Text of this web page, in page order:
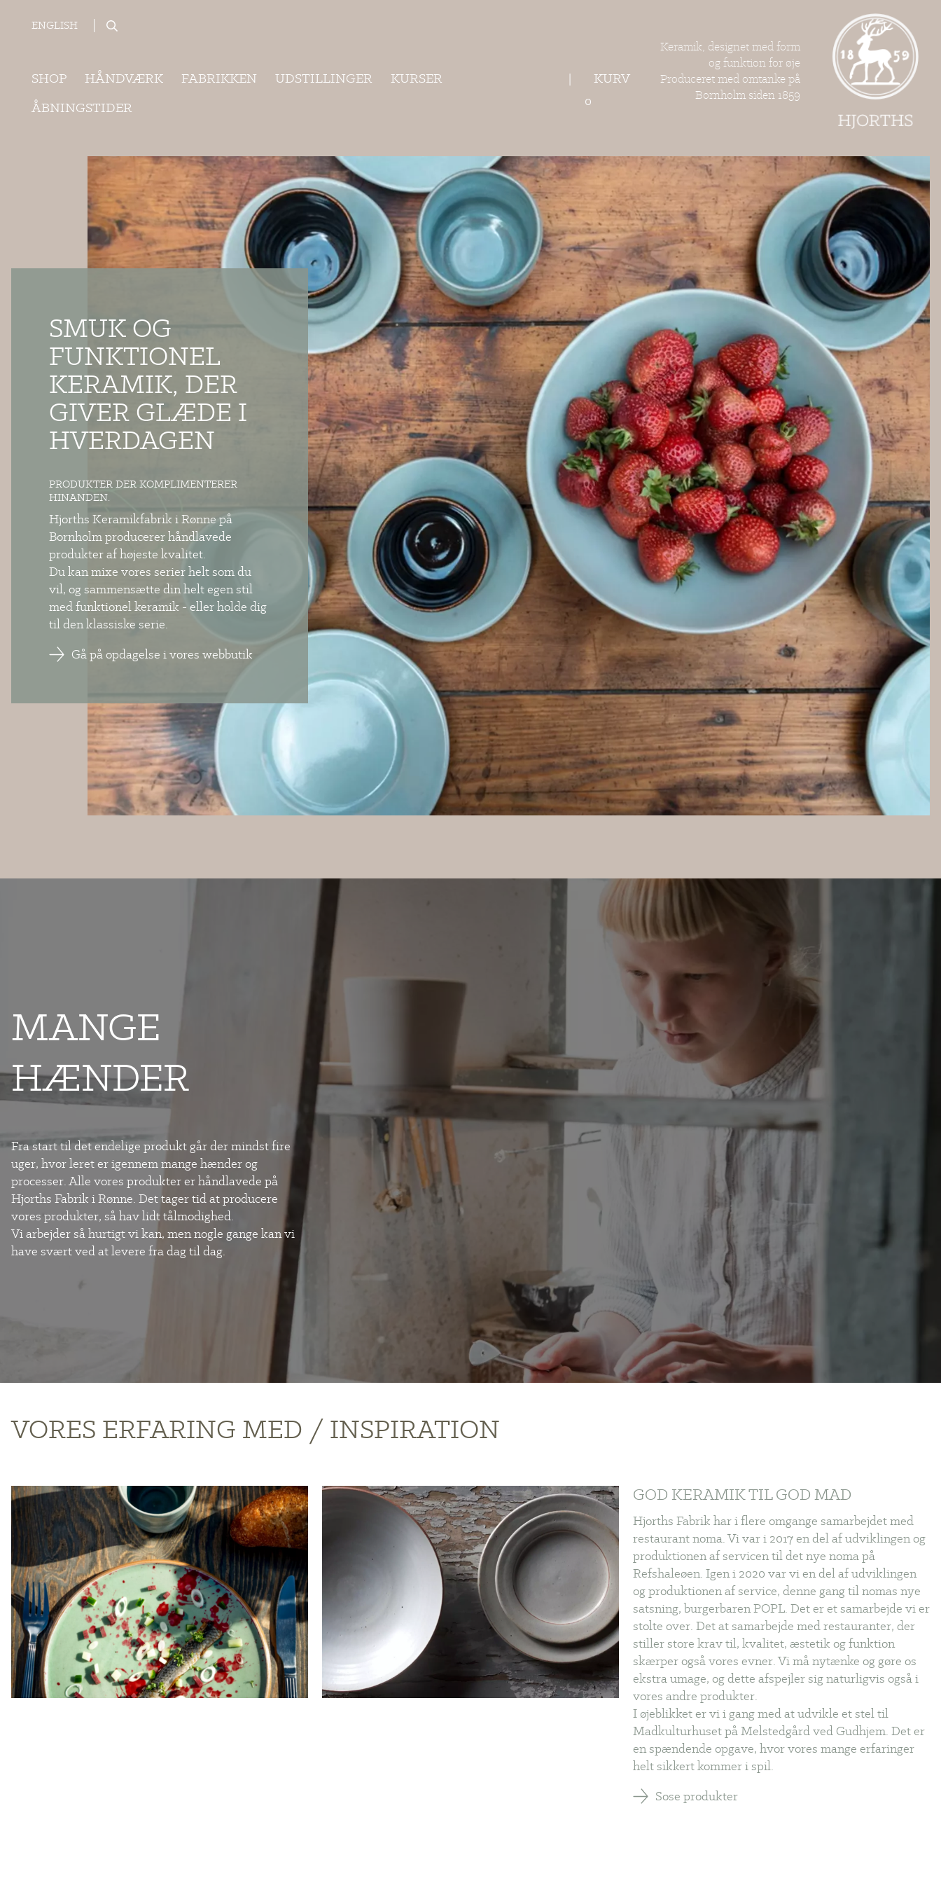
SHOP HÅNDVÆRK FABRIKKEN UDSTILLINGER
KURSER
ÅBNINGSTIDER
| KURV
0
ENGLISH Søg
Keramik, designet med form
og funktion for øje
Produceret med omtanke på
Bornholm siden 1859
SMUK OG
FUNKTIONEL
KERAMIK, DER
GIVER GLÆDE I
HVERDAGEN
PRODUKTER DER KOMPLIMENTERER
HINANDEN.
Hjorths Keramikfabrik i Rønne på
Bornholm producerer håndlavede
produkter af højeste kvalitet.
Du kan mixe vores serier helt som du
vil, og sammensætte din helt egen stil
med funktionel keramik - eller holde dig
til den klassiske serie.
Gå på opdagelse i vores webbutik
MANGE
HÆNDER
Fra start til det endelige produkt går der mindst fire
uger, hvor leret er igennem mange hænder og
processer. Alle vores produkter er håndlavede på
Hjorths Fabrik i Rønne. Det tager tid at producere
vores produkter, så hav lidt tålmodighed.
Vi arbejder så hurtigt vi kan, men nogle gange kan vi
have svært ved at levere fra dag til dag.
VORES ERFARING MED / INSPIRATION
GOD KERAMIK TIL GOD MAD
Hjorths Fabrik har i flere omgange samarbejdet med
restaurant noma. Vi var i 2017 en del af udviklingen og
produktionen af servicen til det nye noma på
Refshaleøen. Igen i 2020 var vi en del af udviklingen
og produktionen af service, denne gang til nomas nye
satsning, burgerbaren POPL. Det er et samarbejde vi er
stolte over. Det at samarbejde med restauranter, der
stiller store krav til, kvalitet, æstetik og funktion
skærper også vores evner. Vi må nytænke og gøre os
ekstra umage, og dette afspejler sig naturligvis også i
vores andre produkter.
I øjeblikket er vi i gang med at udvikle et stel til
Madkulturhuset på Melstedgård ved Gudhjem. Det er
en spændende opgave, hvor vores mange erfaringer
helt sikkert kommer i spil.
Sose produkter